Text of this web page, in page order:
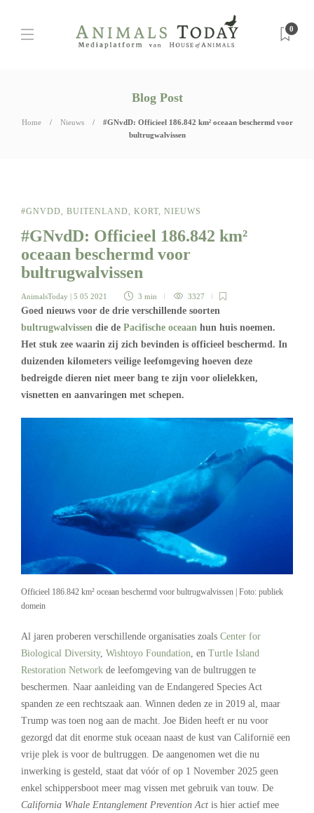
0
Blog Post
Home Nieuws
#GNvdD: Officieel 186.842 km² oceaan beschermd voor
bultrugwalvissen
#GNVDD, BUITENLAND, KORT, NIEUWS
#GNvdD: Officieel 186.842 km²
oceaan beschermd voor
bultrugwalvissen
AnimalsToday | 5 05 2021 3 min 3327
Goed nieuws voor de drie verschillende soorten
bultrugwalvissen die de Pacifische oceaan hun huis noemen.
Het stuk zee waarin zij zich bevinden is officieel beschermd. In
duizenden kilometers veilige leefomgeving hoeven deze
bedreigde dieren niet meer bang te zijn voor olielekken,
visnetten en aanvaringen met schepen.
Officieel 186.842 km² oceaan beschermd voor bultrugwalvissen | Foto: publiek
domein
Al jaren proberen verschillende organisaties zoals Center for
Biological Diversity, Wishtoyo Foundation, en Turtle Island
Restoration Network de leefomgeving van de bultruggen te
beschermen. Naar aanleiding van de Endangered Species Act
spanden ze een rechtszaak aan. Winnen deden ze in 2019 al, maar
Trump was toen nog aan de macht. Joe Biden heeft er nu voor
gezorgd dat dit enorme stuk oceaan naast de kust van Californië een
vrije plek is voor de bultruggen. De aangenomen wet die nu
inwerking is gesteld, staat dat vóór of op 1 November 2025 geen
enkel schippersboot meer mag vissen met gebruik van touw. De
California Whale Entanglement Prevention Act is hier actief mee